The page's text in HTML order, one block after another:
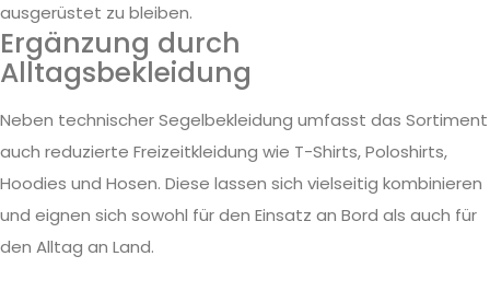
ausgerüstet zu bleiben.
Ergänzung durch
Alltagsbekleidung
Neben technischer Segelbekleidung umfasst das Sortiment
auch reduzierte Freizeitkleidung wie T-Shirts, Poloshirts,
Hoodies und Hosen. Diese lassen sich vielseitig kombinieren
und eignen sich sowohl für den Einsatz an Bord als auch für
den Alltag an Land.